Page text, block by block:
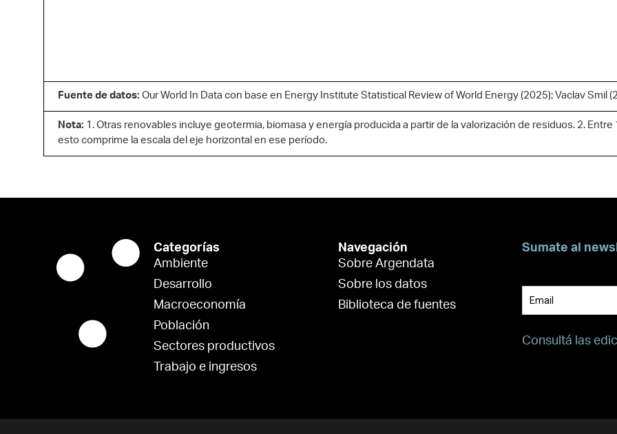
Fuente de datos: Our World In Data con base en Energy Institute Statistical Review of World Energy (2025); Vaclav Smil
Nota: 1. Otras renovables incluye geotermia, biomasa y energía producida a partir de la valorización de residuos. 2.
esto comprime la escala del eje horizontal en ese período.
Categorías
Ambiente
Desarrollo
Macroeconomía
Población
Sectores productivos
Trabajo e ingresos
Navegación
Sobre Argendata
Sobre los datos
Biblioteca de fuentes
Sumate al
Suscribite para
Consultá las